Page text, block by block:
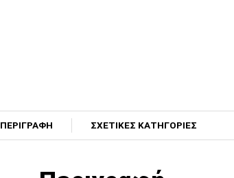
ΠΕΡΙΓΡΑΦΗ ΣΧΕΤΙΚΕΣ ΚΑΤΗΓΟΡΙΕΣ